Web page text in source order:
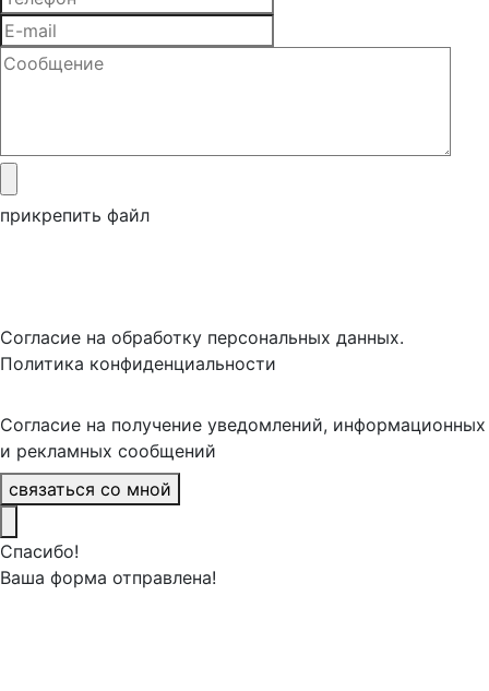
прикрепить файл
Согласие на обработку персональных данных.
Политика конфиденциальности
Согласие на получение уведомлений, информационных
и рекламных сообщений
связаться со мной
Спасибо!
Ваша форма отправлена!